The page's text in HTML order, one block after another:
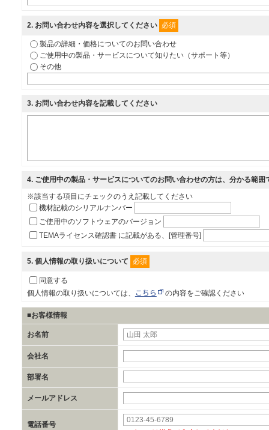
2. お問い合わせ内容を選択してください 必須
製品の詳細・価格についてのお問い合わせ
ご使用中の製品・サービスについて知りたい（サポート等）
その他
3. お問い合わせ内容を記載してください
4. ご使用中の製品・サービスについてのお問い合わせの方は、分かる範
※該当する項目にチェックのうえ記載してください
機材記載のシリアルナンバー
ご使用中のソフトウェアのバージョン
TEMAライセンス確認書 に記載がある、[管理番号]
5. 個人情報の取り扱いについて 必須
同意する
個人情報の取り扱いについては、
こちら の内容をご確認ください
■お客様情報
お名前
会社名
部署名
メールアドレス
電話番号